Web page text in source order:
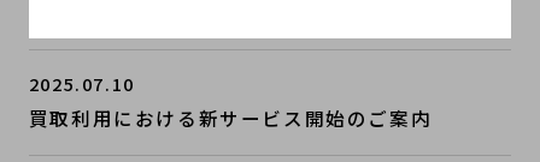
2025.07.10
買取利用における新サービス開始のご案内